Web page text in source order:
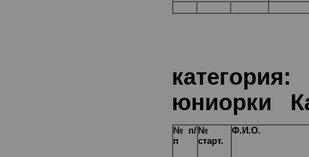
юниорки
№ п/
п
№
старт.
Ф.И.О.